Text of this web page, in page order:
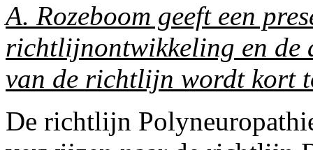
A. Rozeboom geeft een
richtlijnontwikkeling en de
van de richtlijn wordt kort
De richtlijn